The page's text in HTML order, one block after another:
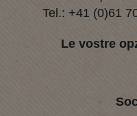
Tel.: +41 (0)61
Le vostre